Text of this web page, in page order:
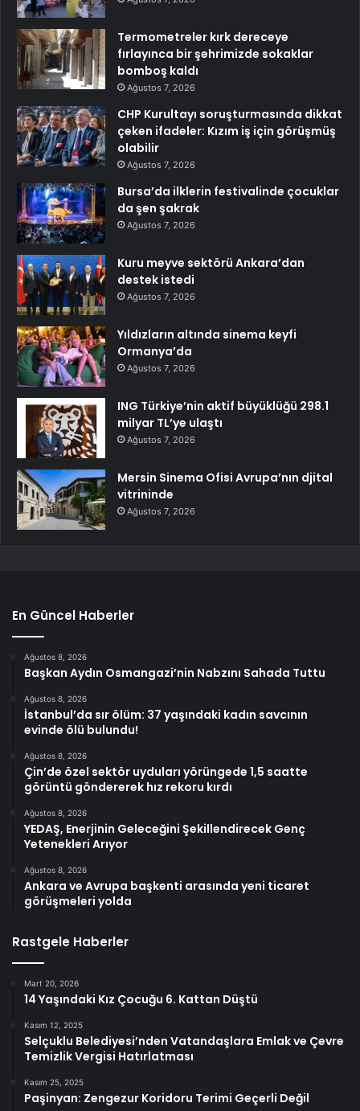
Termometreler kırk dereceye
fırlayınca bir şehrimizde sokaklar
bomboş kaldı
Ağustos 7, 2026
CHP Kurultayı soruşturmasında dikkat
çeken ifadeler: Kızım iş için görüşmüş
olabilir
Ağustos 7, 2026
Bursa’da ilklerin festivalinde çocuklar
da şen şakrak
Ağustos 7, 2026
Kuru meyve sektörü Ankara’dan
destek istedi
Ağustos 7, 2026
Yıldızların altında sinema keyfi
Ormanya’da
Ağustos 7, 2026
ING Türkiye’nin aktif büyüklüğü 298.1
milyar TL’ye ulaştı
Ağustos 7, 2026
Mersin Sinema Ofisi Avrupa’nın djital
vitrininde
Ağustos 7, 2026
En Güncel Haberler
Ağustos 8, 2026
Başkan Aydın Osmangazi’nin Nabzını Sahada Tuttu
Ağustos 8, 2026
İstanbul’da sır ölüm: 37 yaşındaki kadın savcının
evinde ölü bulundu!
Ağustos 8, 2026
Çin’de özel sektör uyduları yörüngede 1,5 saatte
görüntü göndererek hız rekoru kırdı
Ağustos 8, 2026
YEDAŞ, Enerjinin Geleceğini Şekillendirecek Genç
Yetenekleri Arıyor
Ağustos 8, 2026
Ankara ve Avrupa başkenti arasında yeni ticaret
görüşmeleri yolda
Rastgele Haberler
Mart 20, 2026
14 Yaşındaki Kız Çocuğu 6. Kattan Düştü
Kasım 12, 2025
Selçuklu Belediyesi’nden Vatandaşlara Emlak ve Çevre
Temizlik Vergisi Hatırlatması
Kasım 25, 2025
Paşinyan: Zengezur Koridoru Terimi Geçerli Değil